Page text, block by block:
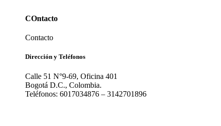
COntacto
Contacto
Dirección y Teléfonos
Calle 51 N°9-69, Oficina 401
Bogotá D.C., Colombia.
Teléfonos: 6017034876 – 3142701896